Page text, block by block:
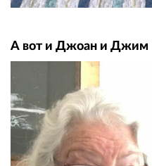
А вот и Джоан и Джим